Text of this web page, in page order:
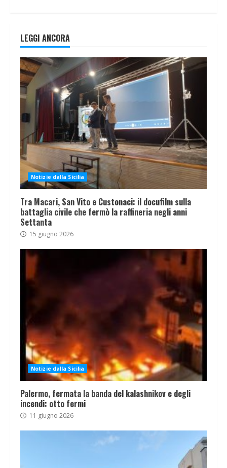
LEGGI ANCORA
Notizie dalla Sicilia
Tra Macari, San Vito e Custonaci: il docufilm sulla
battaglia civile che fermò la raffineria negli anni
Settanta
15 giugno 2026
Notizie dalla Sicilia
Palermo, fermata la banda del kalashnikov e degli
incendi: otto fermi
11 giugno 2026